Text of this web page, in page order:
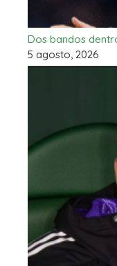
Dos bandos
5 agosto, 2026